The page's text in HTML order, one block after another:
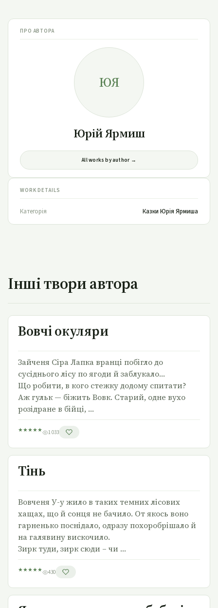
ПРО АВТОРА
ЮЯ
Юрій Ярмиш
All works by author →
WORK DETAILS
Категорія Казки Юрія Ярмиша
Інші твори автора
Вовчі окуляри
Вовчі окуляри
Зайченя Сіра Лапка вранці побігло до
сусіднього лісу по ягоди й заблукало…
Що робити, в кого стежку додому спитати?
Аж гульк — біжить Вовк. Старий, одне вухо
розідране в бійці, …
★★★★★ 1 033
Тінь
Тінь
Вовченя У-у жило в таких темних лісових
хащах, що й сонця не бачило. От якось воно
гарненько поснідало, одразу похоробрішало й
на галявину вискочило.
Зирк туди, зирк сюди – чи …
★★★★★ 430
Як троє кошенят до бабусі в гості ходили